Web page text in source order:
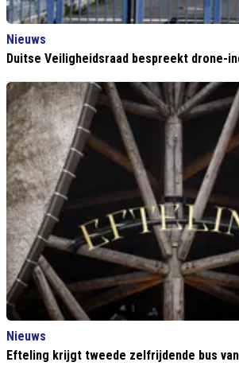
Nieuws
Duitse Veiligheidsraad bespreekt drone-
Nieuws
Efteling krijgt tweede zelfrijdende bus